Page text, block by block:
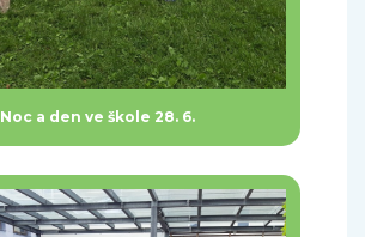
Noc a den ve škole 28. 6.